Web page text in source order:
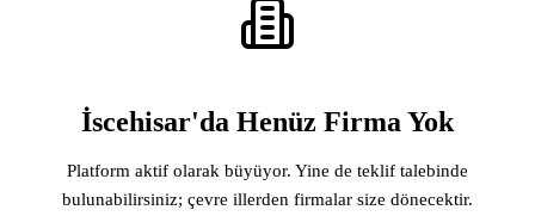
İscehisar'da Henüz Firma Yok
Platform aktif olarak büyüyor. Yine de teklif talebinde
bulunabilirsiniz; çevre illerden firmalar size dönecektir.